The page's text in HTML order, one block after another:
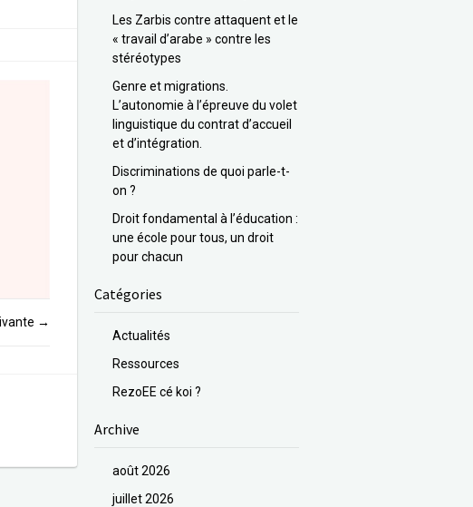
→
Les Zarbis contre attaquent et le
« travail d’arabe » contre les
stéréotypes
Genre et migrations.
L’autonomie à l’épreuve du volet
linguistique du contrat d’accueil
et d’intégration.
Discriminations de quoi parle-t-
on ?
Droit fondamental à l’éducation :
une école pour tous, un droit
pour chacun
Catégories
Actualités
Ressources
RezoEE cé koi ?
Archive
août 2026
juillet 2026